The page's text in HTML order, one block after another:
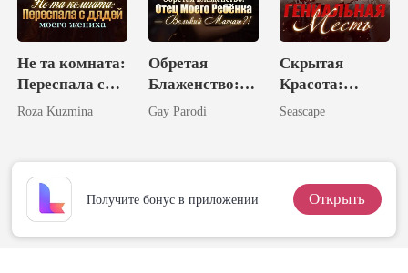
Не та комната:
Переспала с
дядей моего
Roza Kuzmina
Обретая
Блаженство:
Отец Моего
Магнат?!
Gay Parodi
Скрытая
Красота:
Гениальная
Seascape
Получите бонус в приложении Открыть